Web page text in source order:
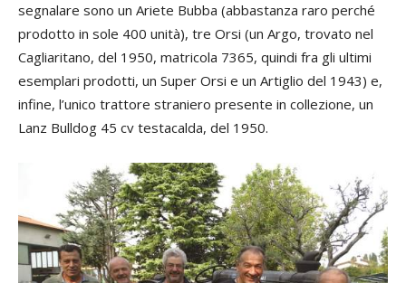
segnalare sono un Ariete Bubba (abbastanza raro perché
prodotto in sole 400 unità), tre Orsi (un Argo, trovato nel
Cagliaritano, del 1950, matricola 7365, quindi fra gli ultimi
esemplari prodotti, un Super Orsi e un Artiglio del 1943) e,
infine, l’unico trattore straniero presente in collezione, un
Lanz Bulldog 45 cv testacalda, del 1950.